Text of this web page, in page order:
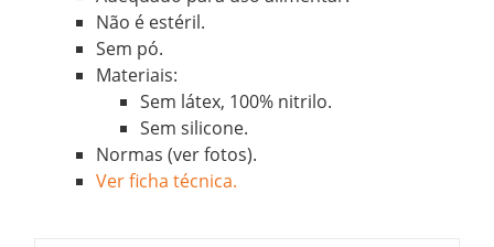
Não é estéril.
Sem pó.
Materiais:
Sem látex, 100% nitrilo.
Sem silicone.
Normas (ver fotos).
Ver ficha técnica.